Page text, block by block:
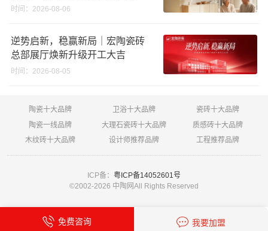
相
时间：2026-08-06
逆势启新，稳赢新局｜宏陶瓷砖
总部展厅焕新升级开工大吉
时间：2026-08-05
陶瓷十大品牌 卫浴十大品牌
瓷砖十大品牌
陶瓷一线品牌
大理石瓷砖十大品牌
质感砖十大品牌
木纹砖十大品牌
设计师推荐品牌 工程推荐品牌
ICP备： 粤ICP备14052601号
©2002-2026 中陶网All Rights Reserved
免费咨询 我要加盟